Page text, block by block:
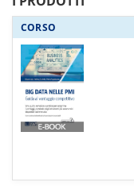
CORSO